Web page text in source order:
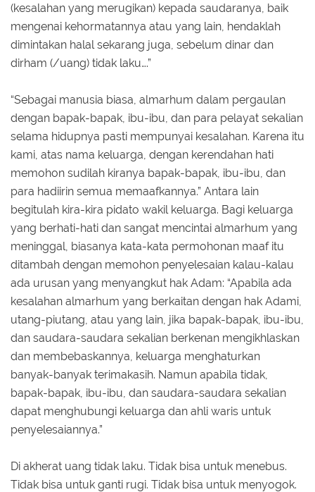
(kesalahan yang merugikan) kepada saudaranya, baik
mengenai kehormatannya atau yang lain, hendaklah
dimintakan halal sekarang juga, sebelum dinar dan
dirham (/uang) tidak laku….”
“Sebagai manusia biasa, almarhum dalam pergaulan
dengan bapak-bapak, ibu-ibu, dan para pelayat sekalian
selama hidupnya pasti mempunyai kesalahan. Karena itu
kami, atas nama keluarga, dengan kerendahan hati
memohon sudilah kiranya bapak-bapak, ibu-ibu, dan
para hadiirin semua memaafkannya.” Antara lain
begitulah kira-kira pidato wakil keluarga. Bagi keluarga
yang berhati-hati dan sangat mencintai almarhum yang
meninggal, biasanya kata-kata permohonan maaf itu
ditambah dengan memohon penyelesaian kalau-kalau
ada urusan yang menyangkut hak Adam: “Apabila ada
kesalahan almarhum yang berkaitan dengan hak Adami,
utang-piutang, atau yang lain, jika bapak-bapak, ibu-ibu,
dan saudara-saudara sekalian berkenan mengikhlaskan
dan membebaskannya, keluarga menghaturkan
banyak-banyak terimakasih. Namun apabila tidak,
bapak-bapak, ibu-ibu, dan saudara-saudara sekalian
dapat menghubungi keluarga dan ahli waris untuk
penyelesaiannya.”
Di akherat uang tidak laku. Tidak bisa untuk menebus.
Tidak bisa untuk ganti rugi. Tidak bisa untuk menyogok.